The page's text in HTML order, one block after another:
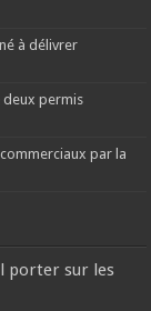
à délivrer
deux permis
par la
porter sur les